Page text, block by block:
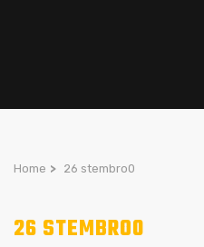
Home > 26 stembro0
26 STEMBRO0